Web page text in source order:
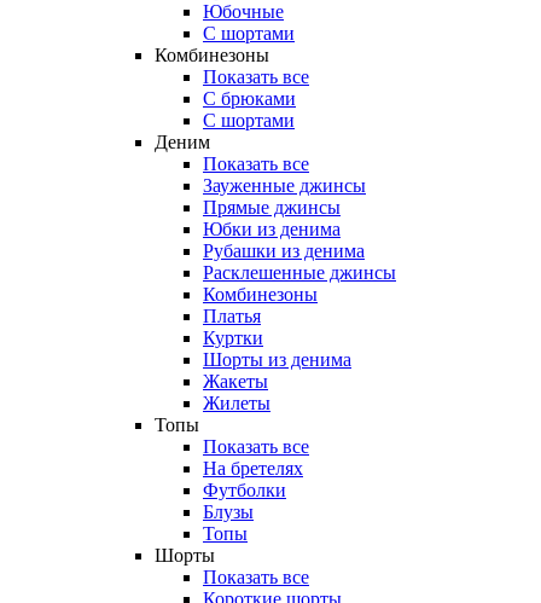
Юбочные
С шортами
Комбинезоны
Показать все
С брюками
С шортами
Деним
Показать все
Зауженные джинсы
Прямые джинсы
Юбки из денима
Рубашки из денима
Расклешенные джинсы
Комбинезоны
Платья
Куртки
Шорты из денима
Жакеты
Жилеты
Топы
Показать все
На бретелях
Футболки
Блузы
Топы
Шорты
Показать все
Короткие шорты